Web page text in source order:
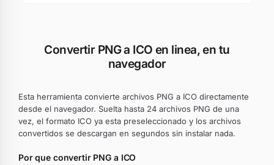
Convertir PNG a ICO en linea, en tu
navegador
Esta herramienta convierte archivos PNG a ICO directamente
desde el navegador. Suelta hasta 24 archivos PNG de una
vez, el formato ICO ya esta preseleccionado y los archivos
convertidos se descargan en segundos sin instalar nada.
Por que convertir PNG a ICO